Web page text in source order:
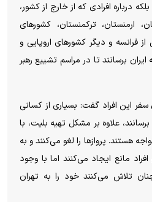
درباره افرادی که از خارج از کشور،
ارمنستان، ترکمنستان، کشورهای
فرانسه و دیگر کشورهای اروپایی و
برسانند تا در مراسم تشییع رهبر
این افراد گفت: بسیاری از کسانی
علاوه بر مشکل تهیه بلیت، با
هستند. پروازها را لغو می‌کنند و به
مانع ایجاد می‌کنند اما با وجود
تلاش می‌کنند خود را به تهران